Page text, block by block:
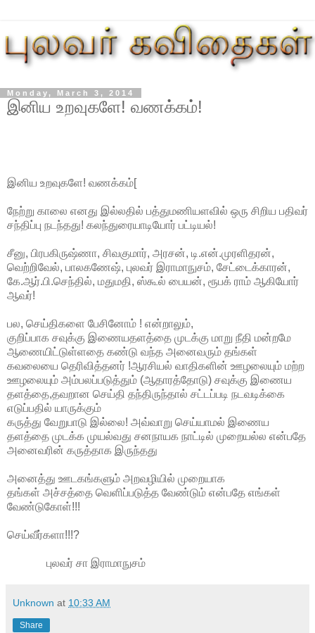
Monday, March 3, 2014
இனிய உறவுகளே! வணக்கம்!
இனிய உறவுகளே! வணக்கம்[
நேற்று காலை எனது இல்லதில் பத்துமணியளவில் ஒரு சிறிய பதிவர்
சந்திப்பு நடந்தது! கலந்துரையாடியோர் பட்டியல்!
சீனு, பிரபகிருஷ்ணா, சிவகுமார், அரசன், டி.என்.முரளிதரன்,
வெற்றிவேல், பாலகணேஷ், புலவர் இராமாநுசம், சேட்டைக்காரன்,
கே.ஆர்.பி.செந்தில், மதுமதி, ஸ்கூல் பையன், ரூபக் ராம் ஆகியோர்
ஆவர்!
பல, செய்திகளை பேசினோம் ! என்றாலும்,
குறிப்பாக சவுக்கு இணையதளத்தை முடக்கு மாறு நீதி மன்றமே
ஆணையிட்டுள்ளதை கண்டு வந்த அனைவரும் தங்கள்
கவலையை தெரிவித்தனர் !ஆரசியல் வாதிகளின் ஊழலையும் மற்ற
ஊழலையும் அம்பலப்படுத்தும் (ஆதாரத்தோடு) சவுக்கு இணைய
தளத்தை,தவறான செய்தி தந்திருந்தால் சட்டப்படி நடவடிக்கை
எடுப்பதில் யாருக்கும்
கருத்து வேறுபாடு இல்லை! அவ்வாறு செய்யாமல் இணைய
தளத்தை முடக்க முயல்வது சனநாயக நாட்டில் முறையல்ல என்பதே
அனைவரின் கருத்தாக இருந்தது
அனைத்து ஊடகங்களும் அறவழியில் முறையாக
தங்கள் அச்சத்தை வெளிப்படுத்த வேண்டும் என்பதே எங்கள்
வேண்டுகோள்!!!
செய்வீர்களா!!!?
புலவர் சா இராமாநுசம்
Unknown at 10:33 AM
Share